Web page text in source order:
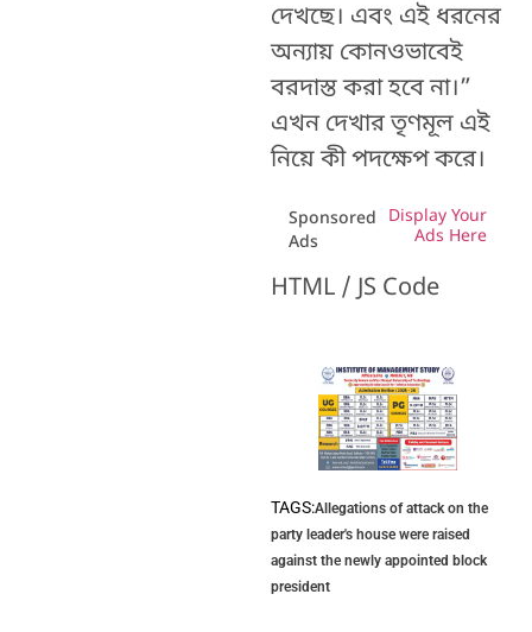
দেখছে। এবং এই ধরনের
অন্যায় কোনওভাবেই
বরদাস্ত করা হবে না।”
এখন দেখার তৃণমূল এই
নিয়ে কী পদক্ষেপ করে।
Sponsored
Ads
Display Your
Ads Here
HTML / JS Code
TAGS:Allegations of attack on the
party leader's house were raised
against the newly appointed block
president